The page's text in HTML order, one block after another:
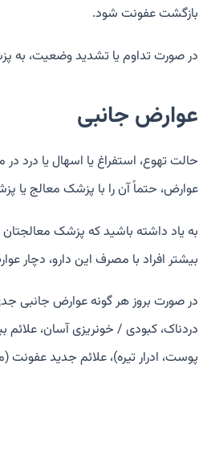
بازگشت عفونت شود.
در صورت تداوم یا تشدید وضعیت، به
عوارض جانبی
حالت تهوع، استفراغ یا اسهال یا درد
عوارض، حتماً آن را با پزشک معالج یا
به یاد داشته باشید که پزشک معالجتان
بیشتر افراد با مصرف این دارو، دچار
در صورت بروز هر گونه عوارض جانبی
دردناک، کبودی / خونریزی آسان،
پوست، ادرار تیره)، علائم جدید